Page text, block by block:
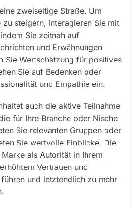
zweiseitige Straße. Um
steigern, interagieren Sie mit
Sie zeitnah auf
und Erwähnungen
Sie Wertschätzung für positives
Sie auf Bedenken oder
und Empathie ein.
auch die aktive Teilnahme
für Ihre Branche oder Nische
Sie relevanten Gruppen oder
Sie wertvolle Einblicke. Die
als Autorität in Ihrem
Vertrauen und
und letztendlich zu mehr